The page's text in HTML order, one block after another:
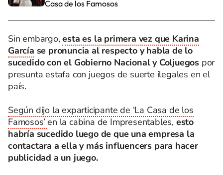
Casa de los Famosos
Sin embargo,esta es la primera vez que Karina
García se pronuncia al respecto y habla de lo
sucedido con el Gobierno Nacional y Coljuegos por
presunta estafa con juegos de suerte ilegales en el
país.
Según dijo la exparticipante de ‘La Casa de los
Famosos’en la cabina de Impresentables, esto
habría sucedido luego de que una empresa la
contactara a ella y más influencers para hacer
publicidad a un juego.